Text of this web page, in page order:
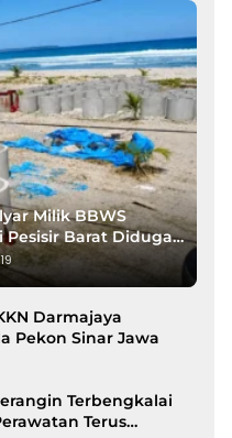
Milik BBWS
Pesisir Barat Diduga
Darmajaya
Pekon Sinar Jawa
Terbengkalai
Terus